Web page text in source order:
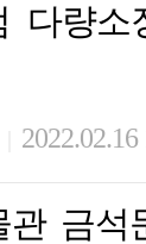
다량
2022.02.16
관 금